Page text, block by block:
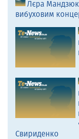
Лєра Мандзюк
вибуховим
Свириденко